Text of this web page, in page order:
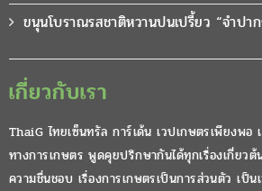
ขนุนโบราณรสชาติหวานปนเปรี้ยว “จำปา
เกี่ยวกับเรา
ThaiG ไทยเซ็นทรัล การ์เด้น เวปเกษตรเพียงพอ
ทางการเกษตร พูดคุยปรึกษากันได้ทุกเรื่องเกี่ยวต้
ความชื่นชอบ เรื่องการเกษตรเป็นการส่วนตัว เป็